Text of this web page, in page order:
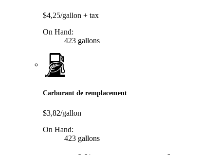
$4,25/gallon + tax
On Hand:
423 gallons
Carburant de remplacement
$3,82/gallon
On Hand:
423 gallons